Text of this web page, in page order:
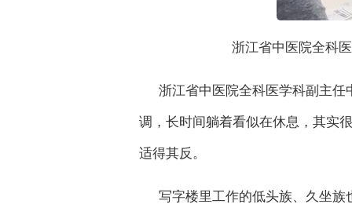
浙江省中医院全科
浙江省中医院全科医学科副主
调，长时间躺着看似在休息，其实
适得其反。
写字楼里工作的低头族、久坐族